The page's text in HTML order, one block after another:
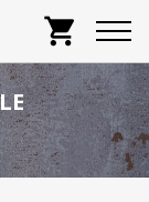
shopping_cart